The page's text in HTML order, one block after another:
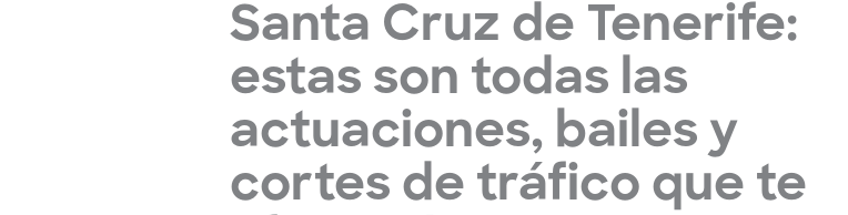
Santa Cruz de Tenerife:
estas son todas las
actuaciones, bailes y
cortes de tráfico que te